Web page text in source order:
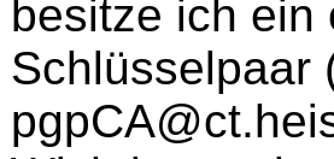
besitze ich ein
Schlüsselpaar